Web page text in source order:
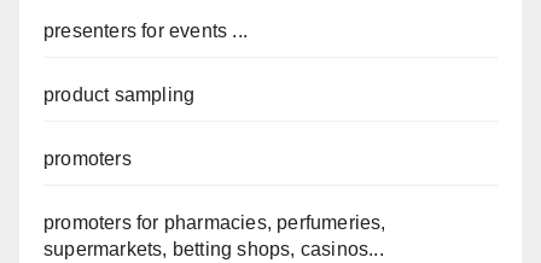
presenters for events ...
product sampling
promoters
promoters for pharmacies, perfumeries,
supermarkets, betting shops, casinos...